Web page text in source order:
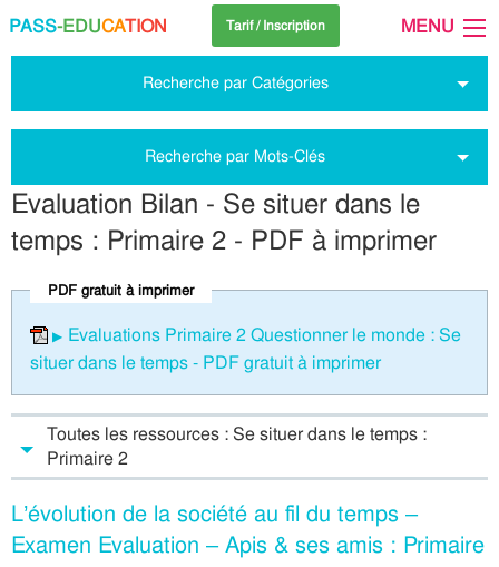
PASS-EDUCATION Tarif / Inscription MENU
Recherche par Catégories
Recherche par Mots-Clés
Evaluation Bilan - Se situer dans le
temps : Primaire 2 - PDF à imprimer
PDF gratuit à imprimer
Evaluations Primaire 2 Questionner le monde : Se
situer dans le temps - PDF gratuit à imprimer
Toutes les ressources : Se situer dans le temps :
Primaire 2
L’évolution de la société au fil du temps –
Examen Evaluation – Apis & ses amis : Primaire